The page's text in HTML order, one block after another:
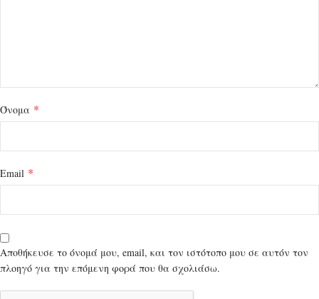
Όνομα *
Email *
Αποθήκευσε το όνομά μου, email, και τον ιστότοπο μου σε αυτόν τον
πλοηγό για την επόμενη φορά που θα σχολιάσω.